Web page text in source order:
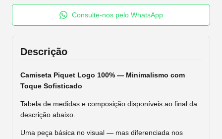
Consulte-nos pelo WhatsApp
Descrição
Camiseta Piquet Logo 100% — Minimalismo com
Toque Sofisticado
Tabela de medidas e composição disponíveis ao final da
descrição abaixo.
Uma peça básica no visual — mas diferenciada nos